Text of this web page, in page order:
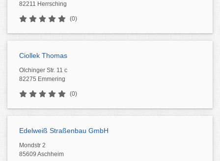
82211 Herrsching
(0)
Ciollek Thomas
Olchinger Str. 11 c
82275 Emmering
(0)
Edelweiß Straßenbau GmbH
Mondstr 2
85609 Aschheim